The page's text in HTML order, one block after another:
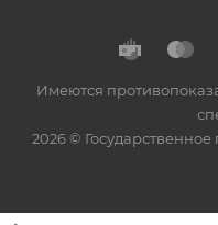
Имеются
2026 ©